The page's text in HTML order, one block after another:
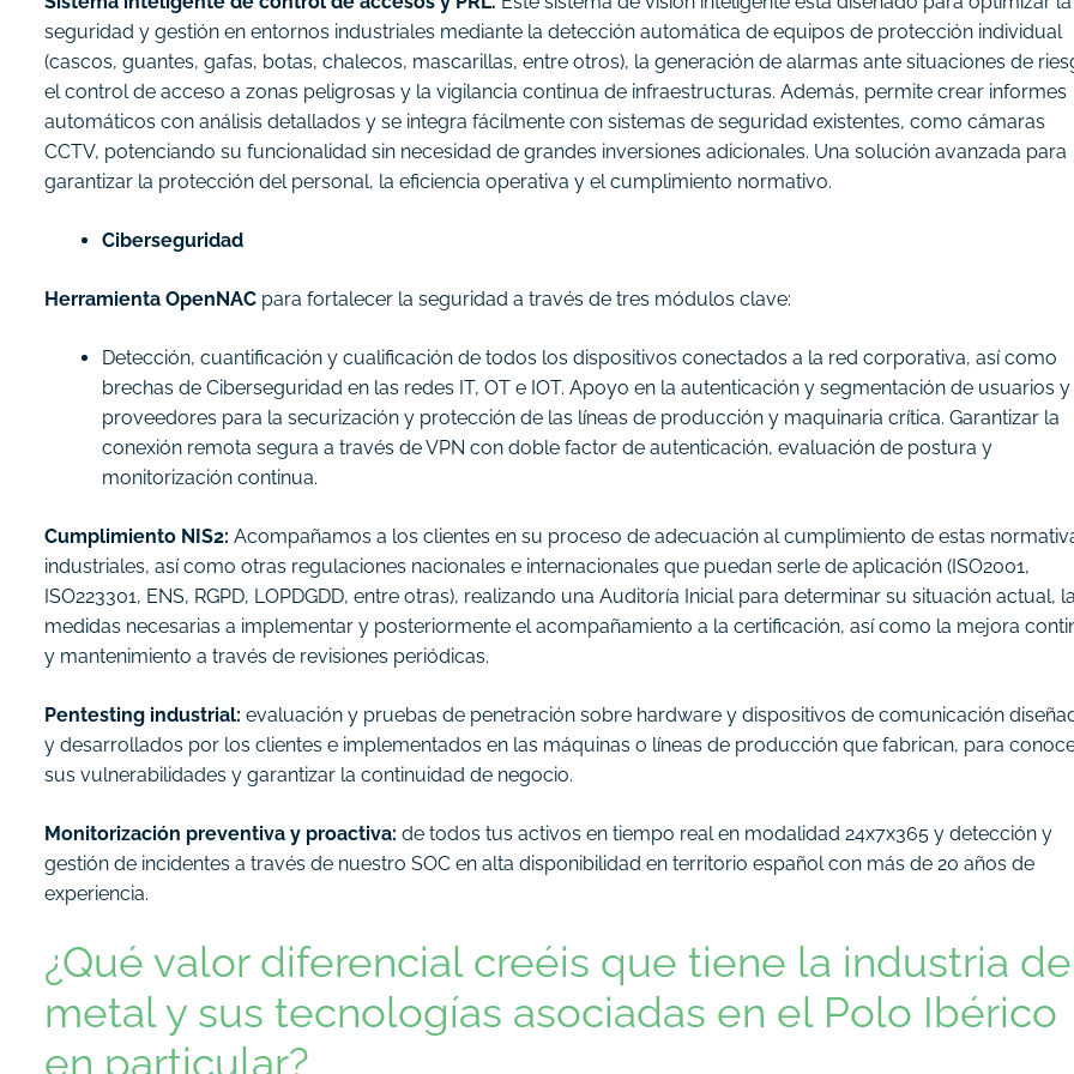
seguridad y gestión en entornos industriales mediante la detección automática de equipos de protección individual
(cascos, guantes, gafas, botas, chalecos, mascarillas, entre otros), la generación de alarmas ante situaciones de
el control de acceso a zonas peligrosas y la vigilancia continua de infraestructuras. Además, permite crear informes
automáticos con análisis detallados y se integra fácilmente con sistemas de seguridad existentes, como cámaras
CCTV, potenciando su funcionalidad sin necesidad de grandes inversiones adicionales. Una solución avanzada para
garantizar la protección del personal, la eficiencia operativa y el cumplimiento normativo.
Ciberseguridad
Herramienta OpenNAC para fortalecer la seguridad a través de tres módulos clave:
Detección, cuantificación y cualificación de todos los dispositivos conectados a la red corporativa, así como
brechas de Ciberseguridad en las redes IT, OT e IOT. Apoyo en la autenticación y segmentación de usuarios y
proveedores para la securización y protección de las líneas de producción y maquinaria crítica. Garantizar la
conexión remota segura a través de VPN con doble factor de autenticación, evaluación de postura y
monitorización continua.
Cumplimiento NIS2: Acompañamos a los clientes en su proceso de adecuación al cumplimiento de estas
industriales, así como otras regulaciones nacionales e internacionales que puedan serle de aplicación (ISO2001,
ISO223301, ENS, RGPD, LOPDGDD, entre otras), realizando una Auditoría Inicial para determinar su situación actual,
medidas necesarias a implementar y posteriormente el acompañamiento a la certificación, así como la mejora
y mantenimiento a través de revisiones periódicas.
Pentesting industrial: evaluación y pruebas de penetración sobre hardware y dispositivos de comunicación
y desarrollados por los clientes e implementados en las máquinas o líneas de producción que fabrican, para
sus vulnerabilidades y garantizar la continuidad de negocio.
Monitorización preventiva y proactiva: de todos tus activos en tiempo real en modalidad 24x7x365 y detección y
gestión de incidentes a través de nuestro SOC en alta disponibilidad en territorio español con más de 20 años de
experiencia.
¿Qué valor diferencial creéis que tiene la industria
metal y sus tecnologías asociadas en el Polo Ibérico
en particular?